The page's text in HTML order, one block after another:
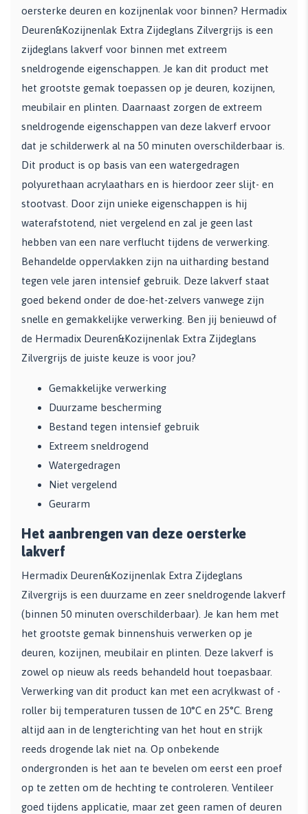
oersterke deuren en kozijnenlak voor binnen? Hermadix
Deuren&Kozijnenlak Extra Zijdeglans Zilvergrijs is een
zijdeglans lakverf voor binnen met extreem
sneldrogende eigenschappen. Je kan dit product met
het grootste gemak toepassen op je deuren, kozijnen,
meubilair en plinten. Daarnaast zorgen de extreem
sneldrogende eigenschappen van deze lakverf ervoor
dat je schilderwerk al na 50 minuten overschilderbaar is.
Dit product is op basis van een watergedragen
polyurethaan acrylaathars en is hierdoor zeer slijt- en
stootvast. Door zijn unieke eigenschappen is hij
waterafstotend, niet vergelend en zal je geen last
hebben van een nare verflucht tijdens de verwerking.
Behandelde oppervlakken zijn na uitharding bestand
tegen vele jaren intensief gebruik. Deze lakverf staat
goed bekend onder de doe-het-zelvers vanwege zijn
snelle en gemakkelijke verwerking. Ben jij benieuwd of
de Hermadix Deuren&Kozijnenlak Extra Zijdeglans
Zilvergrijs de juiste keuze is voor jou?
Gemakkelijke verwerking
Duurzame bescherming
Bestand tegen intensief gebruik
Extreem sneldrogend
Watergedragen
Niet vergelend
Geurarm
Het aanbrengen van deze oersterke
lakverf
Hermadix Deuren&Kozijnenlak Extra Zijdeglans
Zilvergrijs is een duurzame en zeer sneldrogende lakverf
(binnen 50 minuten overschilderbaar). Je kan hem met
het grootste gemak binnenshuis verwerken op je
deuren, kozijnen, meubilair en plinten. Deze lakverf is
zowel op nieuw als reeds behandeld hout toepasbaar.
Verwerking van dit product kan met een acrylkwast of -
roller bij temperaturen tussen de 10°C en 25°C. Breng
altijd aan in de lengterichting van het hout en strijk
reeds drogende lak niet na. Op onbekende
ondergronden is het aan te bevelen om eerst een proef
op te zetten om de hechting te controleren. Ventileer
goed tijdens applicatie, maar zet geen ramen of deuren